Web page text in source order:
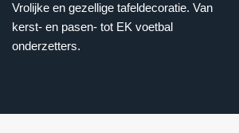
Vrolijke en gezellige tafeldecoratie. Van
kerst- en pasen- tot EK voetbal
onderzetters.